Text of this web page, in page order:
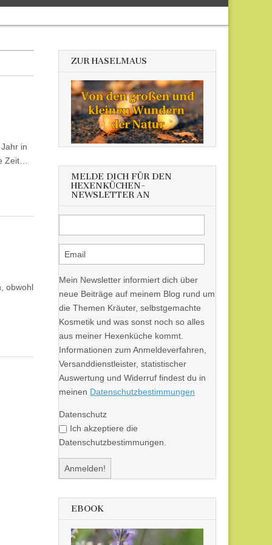
in
Zeit…
obwohl
ZUR HASELMAUS
MELDE DICH FÜR DEN
HEXENKÜCHEN-
NEWSLETTER AN
Mein Newsletter informiert dich über
neue Beiträge auf meinem Blog rund um
die Themen Kräuter, selbstgemachte
Kosmetik und was sonst noch so alles
aus meiner Hexenküche kommt.
Informationen zum Anmeldeverfahren,
Versanddienstleister, statistischer
Auswertung und Widerruf findest du in
meinen Datenschutzbestimmungen
Datenschutz
Ich akzeptiere die
Datenschutzbestimmungen.
EBOOK